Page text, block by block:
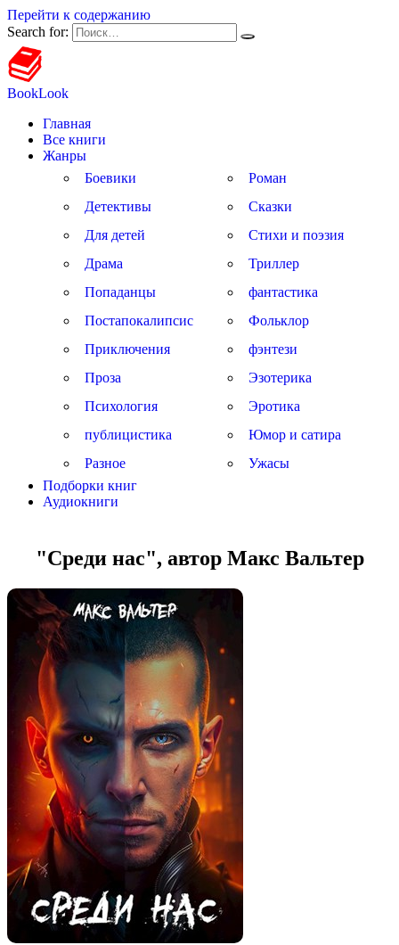
Перейти к содержанию
Search for:
BookLook
Главная
Все книги
Жанры
Боевики
Детективы
Для детей
Драма
Попаданцы
Постапокалипсис
Приключения
Проза
Психология
публицистика
Разное
Роман
Сказки
Стихи и поэзия
Триллер
фантастика
Фольклор
фэнтези
Эзотерика
Эротика
Юмор и сатира
Ужасы
Подборки книг
Аудиокниги
"Среди нас", автор Макс Вальтер